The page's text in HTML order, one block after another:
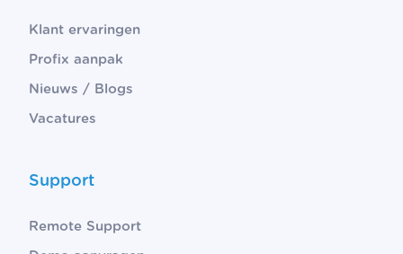
Klant ervaringen
Profix aanpak
Nieuws / Blogs
Vacatures
Support
Remote Support